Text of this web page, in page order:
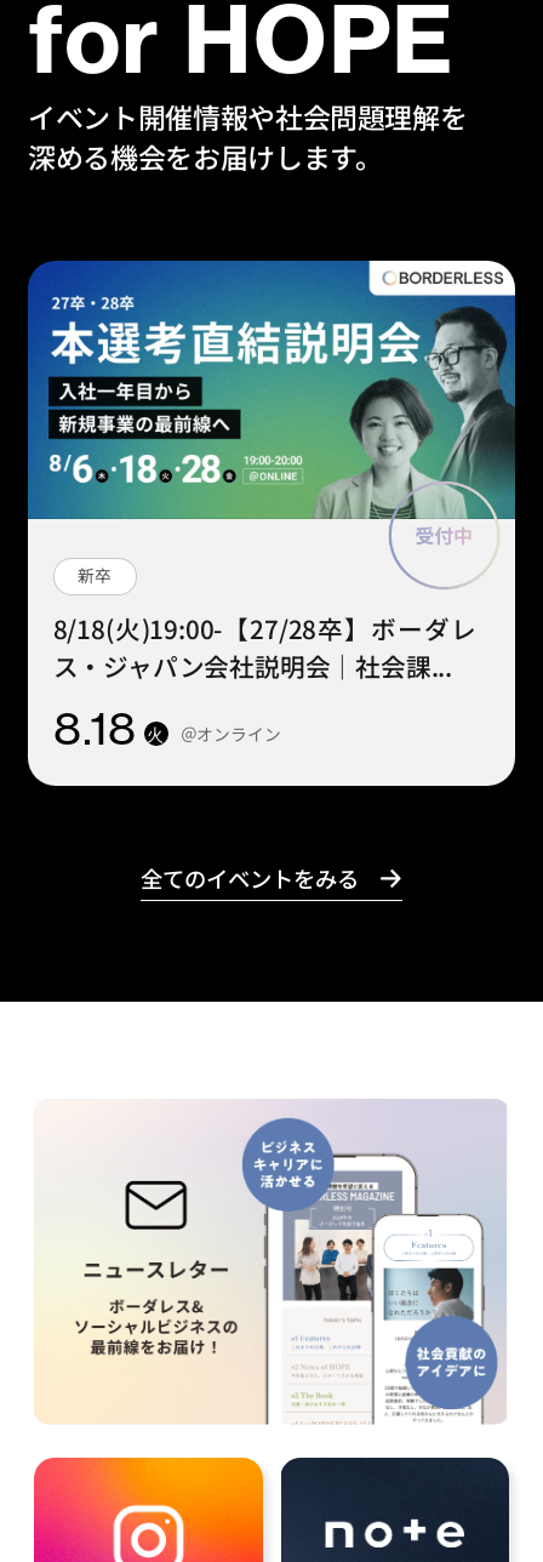
for HOPE
イベント開催情報や社会問題理解を
深める機会をお届けします。
新卒
8/18(火)19:00-【27/28卒】ボーダレ
ス・ジャパン会社説明会｜社会課...
8.18 火 ＠オンライン
全てのイベントをみる